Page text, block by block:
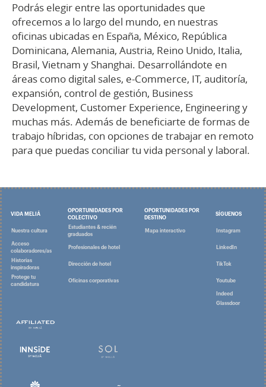
Podrás elegir entre las oportunidades que
ofrecemos a lo largo del mundo, en nuestras
oficinas ubicadas en España, México, República
Dominicana, Alemania, Austria, Reino Unido, Italia,
Brasil, Vietnam y Shanghai. Desarrollándote en
áreas como digital sales, e-Commerce, IT, auditoría,
expansión, control de gestión, Business
Development, Customer Experience, Engineering y
muchas más. Además de beneficiarte de formas de
trabajo híbridas, con opciones de trabajar en remoto
para que puedas conciliar tu vida personal y laboral.
VIDA MELIÁ
OPORTUNIDADES POR
COLECTIVO
OPORTUNIDADES POR
DESTINO
SÍGUENOS
Nuestra cultura
Estudiantes & recién
graduados
Mapa interactivo Instagram
Acceso
colaboradores/as
Profesionales de hotel LinkedIn
Historias
inspiradoras
Dirección de hotel TikTok
Protege tu
candidatura
Oficinas corporativas Youtube
Indeed
Glassdoor